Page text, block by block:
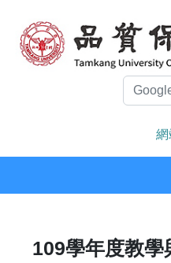
網
109學年度教學